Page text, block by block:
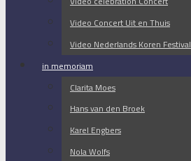
Video Concert Uit en Thuis
Video Nederlands Koren Festival
in memoriam
Clarita Moes
Hans van den Broek
Karel Engbers
Nola Wolfs